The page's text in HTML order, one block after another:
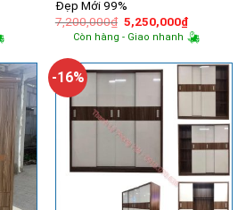
Đẹp Mới 99%
7,200,000₫ Giá
gốc
là:
5,250,000₫Giá
hiện
tại
Còn hàng - Giao nhanh
-16%